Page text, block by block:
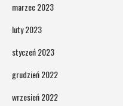
marzec 2023
luty 2023
styczeń 2023
grudzień 2022
wrzesień 2022